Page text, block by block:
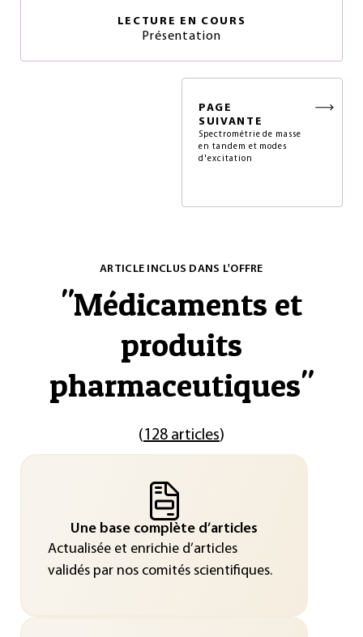
LECTURE EN COURS
Présentation
PAGE
SUIVANTE
Spectrométrie de masse
en tandem et modes
d'excitation
ARTICLE INCLUS DANS L'OFFRE
"Médicaments et
produits
pharmaceutiques"
(128 articles)
Une base complète d’articles
Actualisée et enrichie d’articles
validés par nos comités scientifiques.